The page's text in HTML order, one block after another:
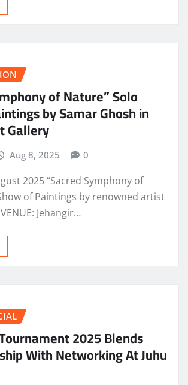
of Nature” Solo
by Samar Ghosh in
Gallery
Aug 8, 2025 0
2025 “Sacred Symphony of
of Paintings by renowned artist
Jehangir…
2025 Blends
With Networking At Juhu